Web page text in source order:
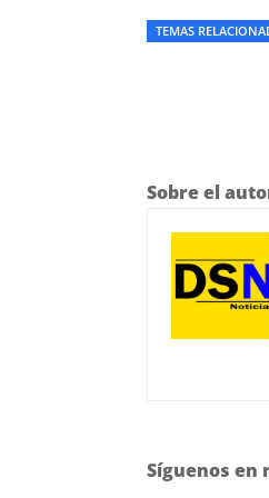
TEMAS
Sobre el
Síguenos en